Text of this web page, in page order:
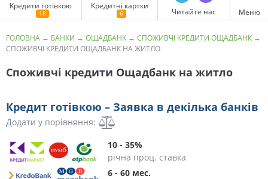
Кредити готівкою Кредитні картки
Читайте нас Меню
ГОЛОВНА → БАНКИ → ОЩАДБАНК → СПОЖИВЧІ КРЕДИТИ ОЩАДБАНК →
СПОЖИВЧІ КРЕДИТИ ОЩАДБАНК НА ЖИТЛО
Споживчі кредити Ощадбанк на житло
Кредит готівкою – Заявка в декілька банків
Додати у порівняння:
10 - 35%
річна проц. ставка
6 - 60 мес.